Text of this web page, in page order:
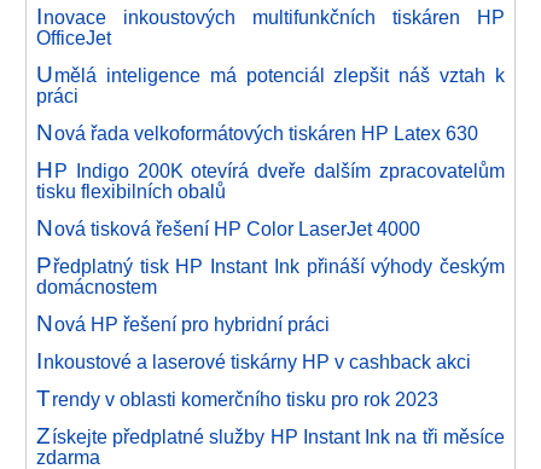
Inovace inkoustových multifunkčních tiskáren HP
OfficeJet
Umělá inteligence má potenciál zlepšit náš vztah k
práci
Nová řada velkoformátových tiskáren HP Latex 630
HP Indigo 200K otevírá dveře dalším zpracovatelům
tisku flexibilních obalů
Nová tisková řešení HP Color LaserJet 4000
Předplatný tisk HP Instant Ink přináší výhody českým
domácnostem
Nová HP řešení pro hybridní práci
Inkoustové a laserové tiskárny HP v cashback akci
Trendy v oblasti komerčního tisku pro rok 2023
Získejte předplatné služby HP Instant Ink na tři měsíce
zdarma